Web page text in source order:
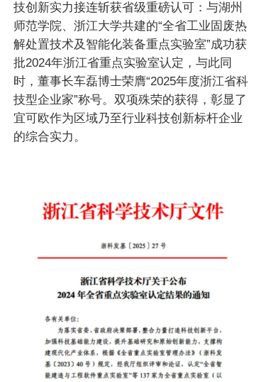
技创新实力接连斩获省级重磅认可：与湖州
师范学院、浙江大学共建的“全省工业固废热
解处置技术及智能化装备重点实验室”成功获
批2024年浙江省重点实验室认定，与此同
时，董事长车磊博士荣膺“2025年度浙江省科
技型企业家”称号。双项殊荣的获得，彰显了
宜可欧作为区域乃至行业科技创新标杆企业
的综合实力。